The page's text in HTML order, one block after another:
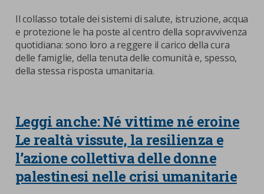
Il collasso totale dei sistemi di salute, istruzione, acqua
e protezione le ha poste al centro della sopravvivenza
quotidiana: sono loro a reggere il carico della cura
delle famiglie, della tenuta delle comunità e, spesso,
della stessa risposta umanitaria.
Leggi anche: Né vittime né eroine
Le realtà vissute, la resilienza e
l’azione collettiva delle donne
palestinesi nelle crisi umanitarie